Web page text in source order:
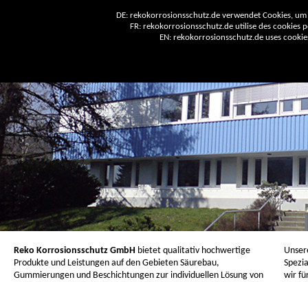
Reko Korrosionsschutz GmbH bietet qualitativ hochwertige
Produkte und Leistungen auf den Gebieten Säurebau,
Gummierungen und Beschichtungen zur individuellen Lösung von
wir
DE: rekokorrosionsschutz.de verwendet Cookies,
FR: rekokorrosionsschutz.de utilise des cookies
EN: rekokorrosionsschutz.de uses